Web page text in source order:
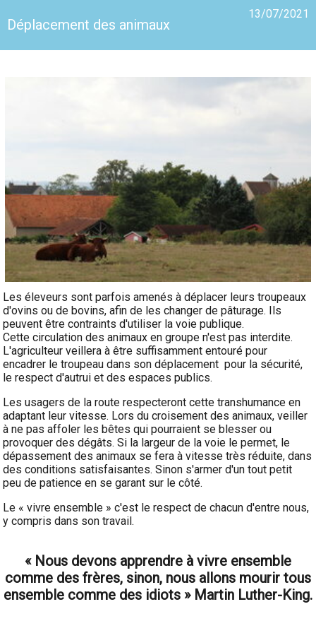
Déplacement des animaux
13/07/2021
Les éleveurs sont parfois amenés à déplacer leurs troupeaux
d'ovins ou de bovins, afin de les changer de pâturage. Ils
peuvent être contraints d'utiliser la voie publique.
Cette circulation des animaux en groupe n'est pas interdite.
L'agriculteur veillera à être suffisamment entouré pour
encadrer le troupeau dans son déplacement pour la sécurité,
le respect d'autrui et des espaces publics.
Les usagers de la route respecteront cette transhumance en
adaptant leur vitesse. Lors du croisement des animaux, veiller
à ne pas affoler les bêtes qui pourraient se blesser ou
provoquer des dégâts. Si la largeur de la voie le permet, le
dépassement des animaux se fera à vitesse très réduite, dans
des conditions satisfaisantes. Sinon s'armer d'un tout petit
peu de patience en se garant sur le côté.
Le « vivre ensemble » c'est le respect de chacun d'entre nous,
y compris dans son travail.
« Nous devons apprendre à vivre ensemble
comme des frères, sinon, nous allons mourir tous
ensemble comme des idiots » Martin Luther-King.